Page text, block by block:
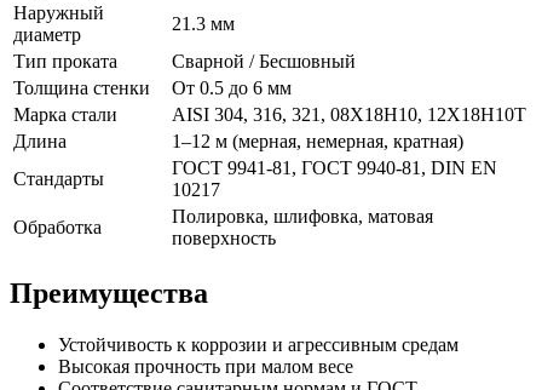
Наружный
диаметр
21.3 мм
Тип проката
Сварной / Бесшовный
Толщина стенки
От 0.5 до 6 мм
Марка стали
AISI 304, 316, 321, 08Х18Н10, 12Х18Н10Т
Длина
1–12 м (мерная, немерная, кратная)
Стандарты
ГОСТ 9941-81, ГОСТ 9940-81, DIN EN
10217
Обработка
Полировка, шлифовка, матовая
поверхность
Преимущества
Устойчивость к коррозии и агрессивным средам
Высокая прочность при малом весе